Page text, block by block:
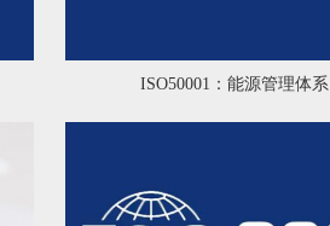
ISO50001：能源管理体系